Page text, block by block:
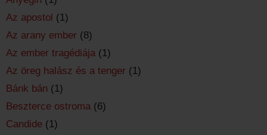
Az apostol (1)
Az arany ember (8)
Az ember tragédiája (1)
Az öreg halász és a tenger (1)
Bánk bán (1)
Beszterce ostroma (6)
Candide (1)